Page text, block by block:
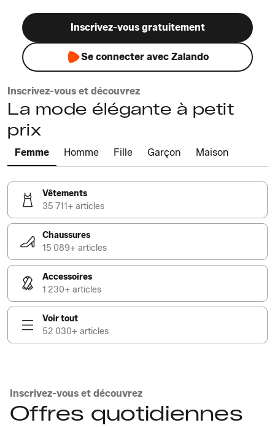
Inscrivez-vous gratuitement
Se connecter avec Zalando
Inscrivez-vous et découvrez
La mode élégante à petit
prix
Femme Homme Fille Garçon Maison
Vêtements
35 711+ articles
Chaussures
15 089+ articles
Accessoires
1 230+ articles
Voir tout
52 030+ articles
Inscrivez-vous et découvrez
Offres quotidiennes